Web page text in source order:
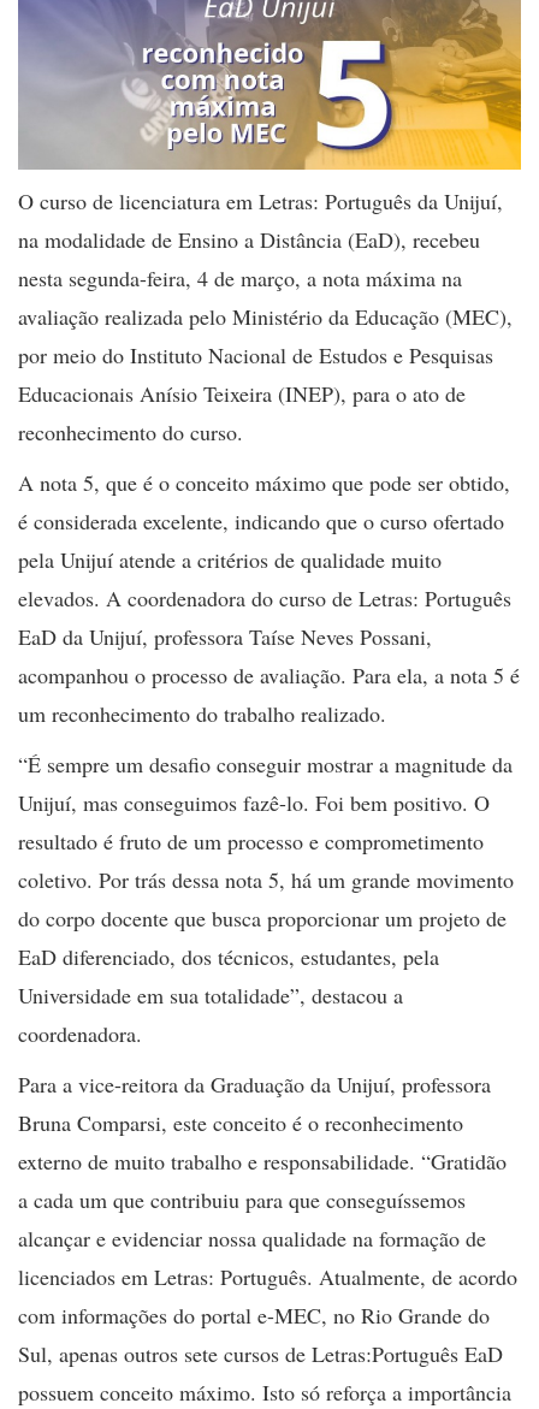
O curso de licenciatura em Letras: Português da Unijuí,
na modalidade de Ensino a Distância (EaD), recebeu
nesta segunda-feira, 4 de março, a nota máxima na
avaliação realizada pelo Ministério da Educação (MEC),
por meio do Instituto Nacional de Estudos e Pesquisas
Educacionais Anísio Teixeira (INEP), para o ato de
reconhecimento do curso.
A nota 5, que é o conceito máximo que pode ser obtido,
é considerada excelente, indicando que o curso ofertado
pela Unijuí atende a critérios de qualidade muito
elevados. A coordenadora do curso de Letras: Português
EaD da Unijuí, professora Taíse Neves Possani,
acompanhou o processo de avaliação. Para ela, a nota 5 é
um reconhecimento do trabalho realizado.
“É sempre um desafio conseguir mostrar a magnitude da
Unijuí, mas conseguimos fazê-lo. Foi bem positivo. O
resultado é fruto de um processo e comprometimento
coletivo. Por trás dessa nota 5, há um grande movimento
do corpo docente que busca proporcionar um projeto de
EaD diferenciado, dos técnicos, estudantes, pela
Universidade em sua totalidade”, destacou a
coordenadora.
Para a vice-reitora da Graduação da Unijuí, professora
Bruna Comparsi, este conceito é o reconhecimento
externo de muito trabalho e responsabilidade. “Gratidão
a cada um que contribuiu para que conseguíssemos
alcançar e evidenciar nossa qualidade na formação de
licenciados em Letras: Português. Atualmente, de acordo
com informações do portal e-MEC, no Rio Grande do
Sul, apenas outros sete cursos de Letras:Português EaD
possuem conceito máximo. Isto só reforça a importância